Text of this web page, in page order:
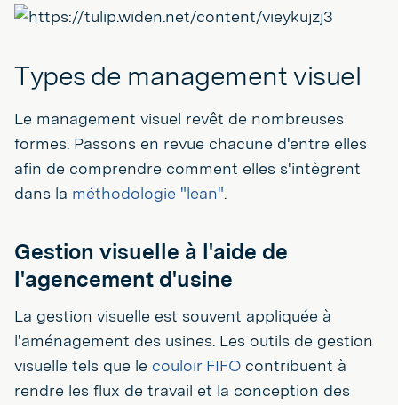
Types de management visuel
Le management visuel revêt de nombreuses
formes. Passons en revue chacune d'entre elles
afin de comprendre comment elles s'intègrent
dans la méthodologie "lean".
Gestion visuelle à l'aide de
l'agencement d'usine
La gestion visuelle est souvent appliquée à
l'aménagement des usines. Les outils de gestion
visuelle tels que le couloir FIFO contribuent à
rendre les flux de travail et la conception des